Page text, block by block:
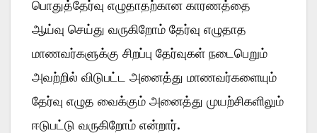
பொதுத்தேர்வு எழுதாதற்கான காரணத்தை
ஆய்வு செய்து வருகிறோம் தேர்வு எழுதாத
மாணவர்களுக்கு சிறப்பு தேர்வுகள் நடைபெறும்
அவற்றில் விடுபட்ட அனைத்து மாணவர்களையும்
தேர்வு எழுத வைக்கும் அனைத்து முயற்சிகளிலும்
ஈடுபட்டு வருகிறோம் என்றார்.